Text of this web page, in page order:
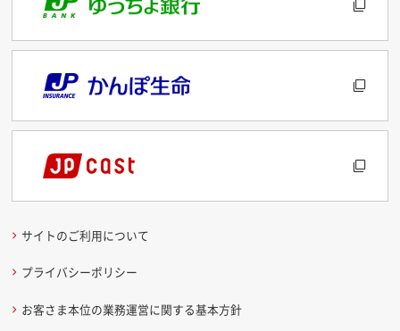
サイトのご利用について
プライバシーポリシー
お客さま本位の業務運営に関する基本方針